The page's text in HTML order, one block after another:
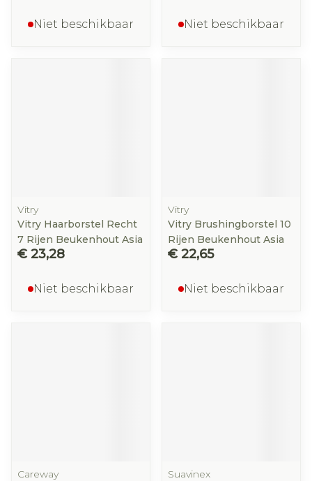
Niet beschikbaar Niet beschikbaar
Vitry
Vitry Haarborstel Recht
7 Rijen Beukenhout Asia
€ 23,28
Niet beschikbaar
Vitry
Vitry Brushingborstel 10
Rijen Beukenhout Asia
€ 22,65
Niet beschikbaar
Careway
Suavinex